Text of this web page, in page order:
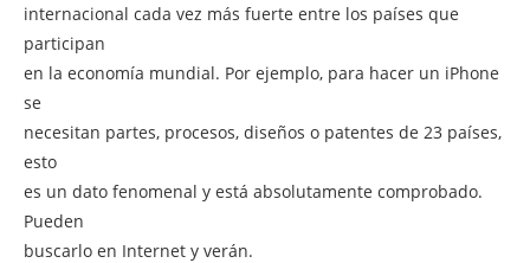
internacional cada vez más fuerte entre los países que
participan
en la economía mundial. Por ejemplo, para hacer un iPhone
se
necesitan partes, procesos, diseños o patentes de 23 países,
esto
es un dato fenomenal y está absolutamente comprobado.
Pueden
buscarlo en Internet y verán.